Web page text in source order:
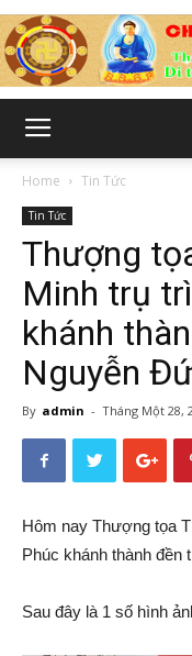
Home Tin Tức
Tin Tức
Thượng
Minh trụ
khánh
Nguyễn
By admin - Tháng Một 28,
Hôm nay Thượng tọa
Phúc khánh thành
Sau đây là 1 số hình